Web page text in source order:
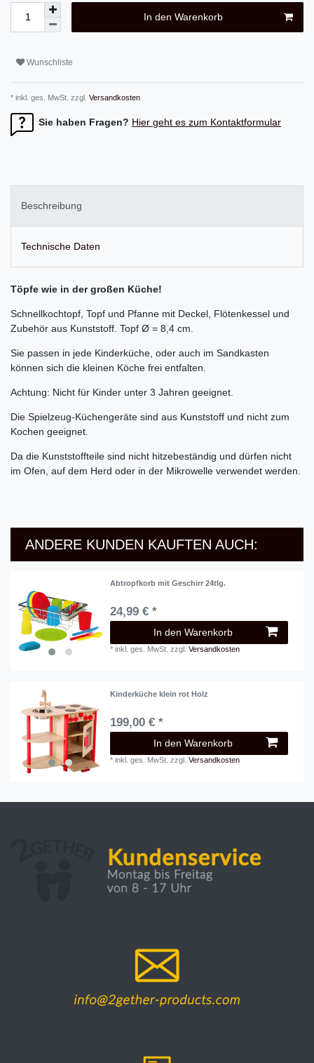
In den Warenkorb
Wunschliste
* inkl. ges. MwSt. zzgl. Versandkosten
Sie haben Fragen? Hier geht es zum Kontaktformular
Beschreibung
Technische Daten
Töpfe wie in der großen Küche!
Schnellkochtopf, Topf und Pfanne mit Deckel, Flötenkessel und
Zubehör aus Kunststoff. Topf Ø = 8,4 cm.
Sie passen in jede Kinderküche, oder auch im Sandkasten
können sich die kleinen Köche frei entfalten.
Achtung: Nicht für Kinder unter 3 Jahren geeignet.
Die Spielzeug-Küchengeräte sind aus Kunststoff und nicht zum
Kochen geeignet.
Da die Kunststoffteile sind nicht hitzebeständig und dürfen nicht
im Ofen, auf dem Herd oder in der Mikrowelle verwendet werden.
ANDERE KUNDEN KAUFTEN AUCH:
Abtropfkorb mit Geschirr 24tlg.
24,99 € *
In den Warenkorb
*inkl. ges. MwSt. zzgl.Versandkosten
Kinderküche klein rot Holz
199,00 € *
In den Warenkorb
*inkl. ges. MwSt. zzgl.Versandkosten